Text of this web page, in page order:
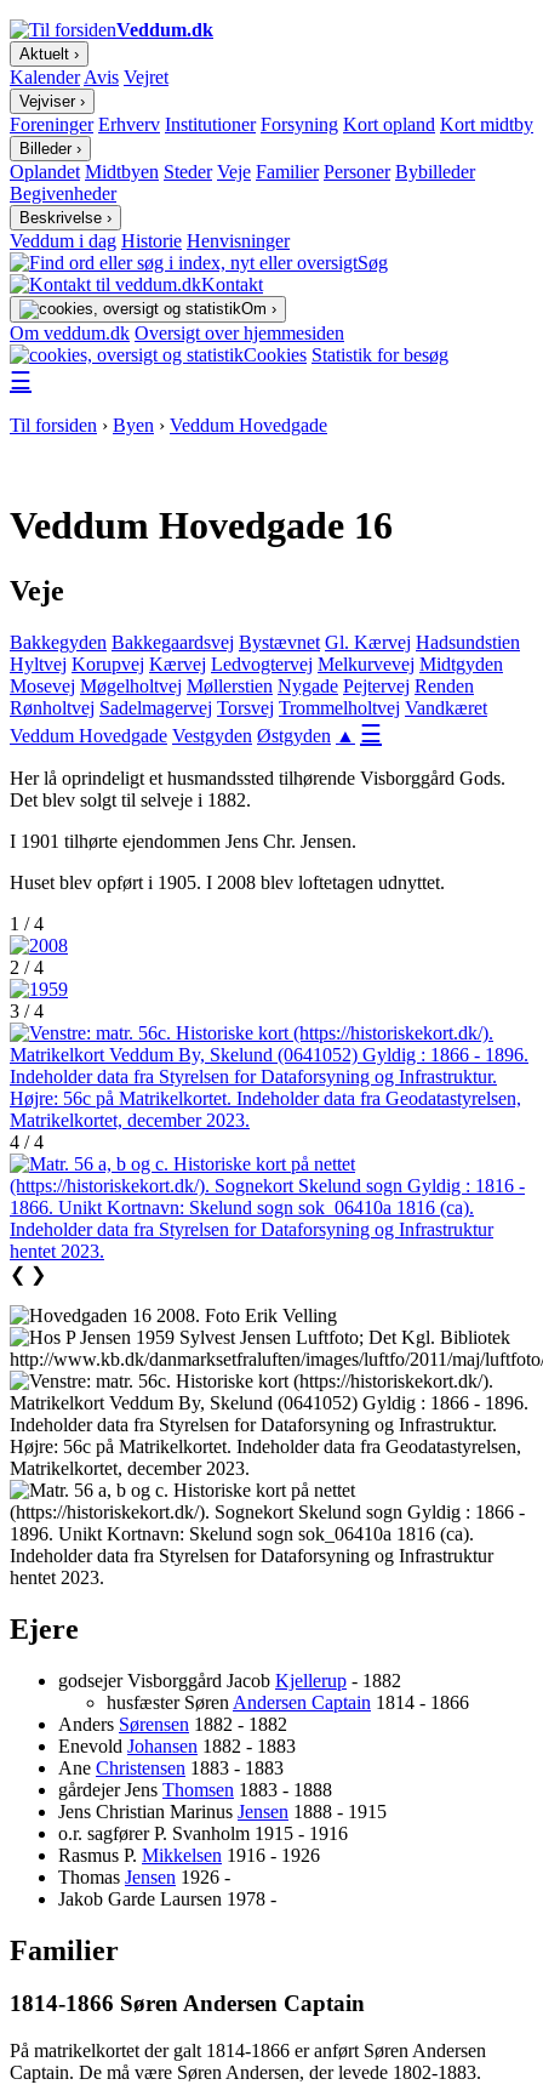
Veddum.dk
Aktuelt ›
Kalender Avis Vejret
Vejviser ›
Foreninger Erhverv Institutioner Forsyning Kort opland Kort midtby
Billeder ›
Oplandet Midtbyen Steder Veje Familier Personer Bybilleder
Begivenheder
Beskrivelse ›
Veddum i dag Historie Henvisninger
Søg
Kontakt
Om ›
Om veddum.dk Oversigt over hjemmesiden
Cookies Statistik for besøg
☰
Til forsiden › Byen › Veddum Hovedgade
Veddum Hovedgade 16
Veje
Bakkegyden Bakkegaardsvej Bystævnet Gl. Kærvej Hadsundstien
Hyltvej Korupvej Kærvej Ledvogtervej Melkurvevej Midtgyden
Mosevej Møgelholtvej Møllerstien Nygade Pejtervej Renden
Rønholtvej Sadelmagervej Torsvej Trommelholtvej Vandkæret
Veddum Hovedgade Vestgyden Østgyden ▲ ☰
Her lå oprindeligt et husmandssted tilhørende Visborggård Gods.
Det blev solgt til selveje i 1882.
I 1901 tilhørte ejendommen Jens Chr. Jensen.
Huset blev opført i 1905. I 2008 blev loftetagen udnyttet.
1 / 4
2 / 4
3 / 4
4 / 4
❮ ❯
Ejere
godsejer Visborggård Jacob Kjellerup - 1882
husfæster Søren Andersen Captain 1814 - 1866
Anders Sørensen 1882 - 1882
Enevold Johansen 1882 - 1883
Ane Christensen 1883 - 1883
gårdejer Jens Thomsen 1883 - 1888
Jens Christian Marinus Jensen 1888 - 1915
o.r. sagfører P. Svanholm 1915 - 1916
Rasmus P. Mikkelsen 1916 - 1926
Thomas Jensen 1926 -
Jakob Garde Laursen 1978 -
Familier
1814-1866 Søren Andersen Captain
På matrikelkortet der galt 1814-1866 er anført Søren Andersen
Captain. De må være Søren Andersen, der levede 1802-1883.